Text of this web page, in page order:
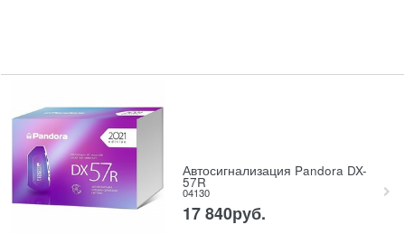
Автосигнализация Pandora DX-
57R
04130
17 840руб.